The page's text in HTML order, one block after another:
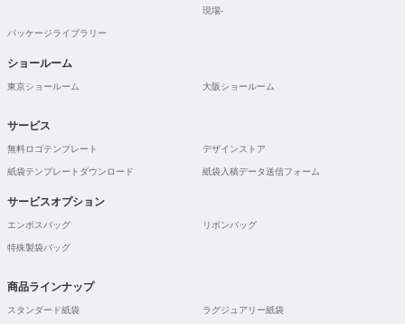
現場-
パッケージライブラリー
ショールーム
東京ショールーム 大阪ショールーム
サービス
無料ロゴテンプレート デザインストア
紙袋テンプレートダウンロード 紙袋入稿データ送信フォーム
サービスオプション
エンボスバッグ リボンバッグ
特殊製袋バッグ
商品ラインナップ
スタンダード紙袋 ラグジュアリー紙袋